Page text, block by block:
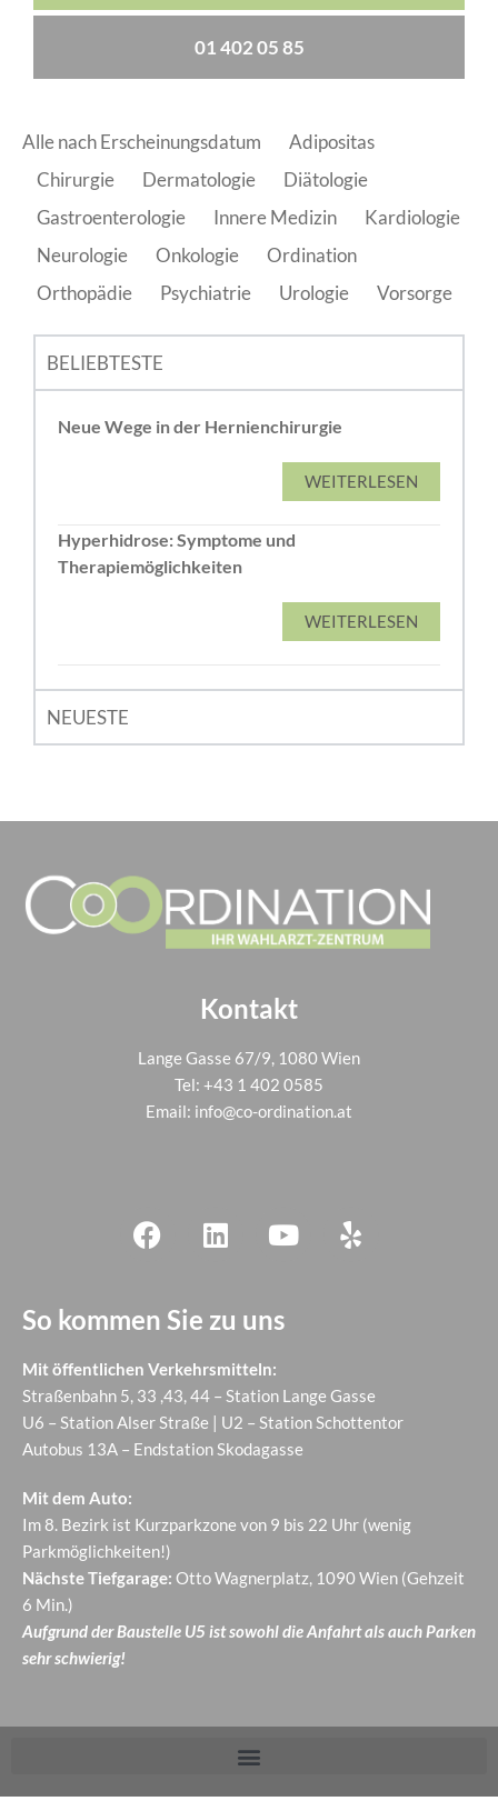
01 402 05 85
Alle nach Erscheinungsdatum
Adipositas
Chirurgie
Dermatologie
Diätologie
Gastroenterologie
Innere Medizin
Kardiologie
Neurologie
Onkologie
Ordination
Orthopädie
Psychiatrie Urologie Vorsorge
BELIEBTESTE
Neue Wege in der Hernienchirurgie
WEITERLESEN
Hyperhidrose: Symptome und
Therapiemöglichkeiten
WEITERLESEN
NEUESTE
Kontakt
Lange Gasse 67/9, 1080 Wien
Tel: +43 1 402 0585
Email: info@co-ordination.at
So kommen Sie zu uns
Mit öffentlichen Verkehrsmitteln:
Straßenbahn 5, 33 ,43, 44 – Station Lange Gasse
U6 – Station Alser Straße | U2 – Station Schottentor
Autobus 13A – Endstation Skodagasse
Mit dem Auto:
Im 8. Bezirk ist Kurzparkzone von 9 bis 22 Uhr (wenig
Parkmöglichkeiten!)
Nächste Tiefgarage: Otto Wagnerplatz, 1090 Wien (Gehzeit
6 Min.)
Aufgrund der Baustelle U5 ist sowohl die Anfahrt als auch Parken
sehr schwierig!